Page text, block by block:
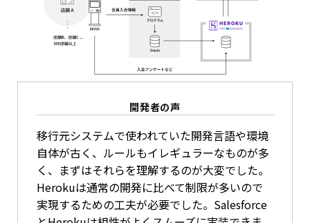
開発者の声
移行元システムで使われていた開発言語や環境
自体が古く、ルールもイレギュラーなものが多
く、まずはそれらを理解するのが大変でした。
Herokuは通常の開発に比べて制限が多いので
実現するための工夫が必要でした。Salesforce